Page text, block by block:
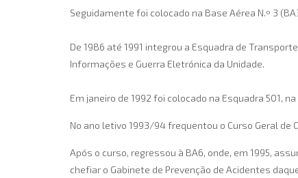
Seguidamente foi colocado na Base Aérea N.º 3
De 1986 até 1991 integrou a Esquadra de
Informações e Guerra Eletrónica da Unidade.
Em janeiro de 1992 foi colocado na Esquadra 501,
No ano letivo 1993/94 frequentou o Curso Geral de
Após o curso, regressou à BA6, onde, em 1995,
chefiar o Gabinete de Prevenção de Acidentes